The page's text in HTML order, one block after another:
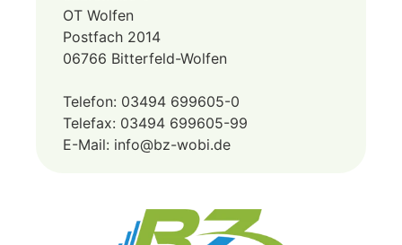
OT Wolfen
Postfach 2014
06766 Bitterfeld-Wolfen
Telefon: 03494 699605-0
Telefax: 03494 699605-99
E-Mail: info@bz-wobi.de